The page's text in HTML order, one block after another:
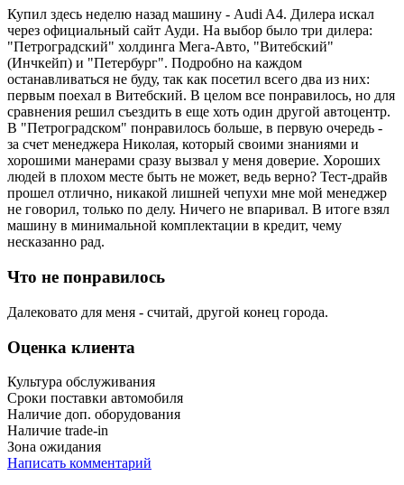
Купил здесь неделю назад машину - Audi A4. Дилера искал
через официальный сайт Ауди. На выбор было три дилера:
"Петроградский" холдинга Мега-Авто, "Витебский"
(Инчкейп) и "Петербург". Подробно на каждом
останавливаться не буду, так как посетил всего два из них:
первым поехал в Витебский. В целом все понравилось, но для
сравнения решил съездить в еще хоть один другой автоцентр.
В "Петроградском" понравилось больше, в первую очередь -
за счет менеджера Николая, который своими знаниями и
хорошими манерами сразу вызвал у меня доверие. Хороших
людей в плохом месте быть не может, ведь верно? Тест-драйв
прошел отлично, никакой лишней чепухи мне мой менеджер
не говорил, только по делу. Ничего не впаривал. В итоге взял
машину в минимальной комплектации в кредит, чему
несказанно рад.
Что не понравилось
Далековато для меня - считай, другой конец города.
Оценка клиента
Культура обслуживания
Сроки поставки автомобиля
Наличие доп. оборудования
Наличие trade-in
Зона ожидания
Написать комментарий